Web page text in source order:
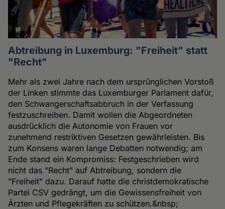
Abtreibung in Luxemburg: "Freiheit" statt
"Recht"
Mehr als zwei Jahre nach dem ursprünglichen Vorstoß
der Linken stimmte das Luxemburger Parlament dafür,
den Schwangerschaftsabbruch in der Verfassung
festzuschreiben. Damit wollen die Abgeordneten
ausdrücklich die Autonomie von Frauen vor
zunehmend restriktiven Gesetzen gewährleisten. Bis
zum Konsens waren lange Debatten notwendig; am
Ende stand ein Kompromiss: Festgeschrieben wird
nicht das "Recht" auf Abtreibung, sondern die
"Freiheit" dazu. Darauf hatte die christdemokratische
Partei CSV gedrängt, um die Gewissensfreiheit von
Ärzten und Pflegekräften zu schützen.&nbsp;